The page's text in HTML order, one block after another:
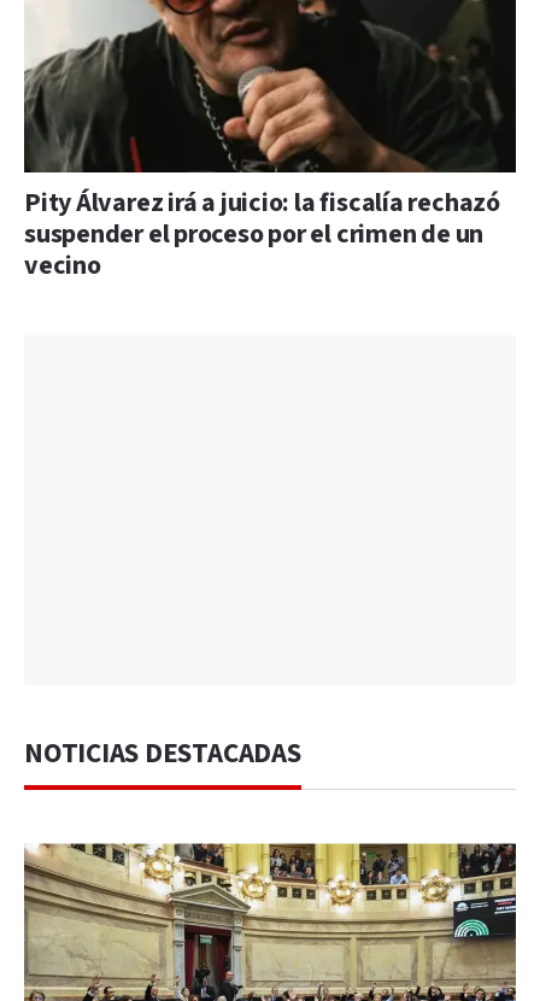
Pity Álvarez irá a juicio: la fiscalía rechazó
suspender el proceso por el crimen de un
vecino
NOTICIAS DESTACADAS